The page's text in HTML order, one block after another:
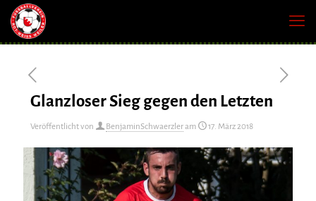
Glanzloser Sieg gegen den Letzten
Veröffentlicht von BenjaminSchwaerzleram 17. März 2018